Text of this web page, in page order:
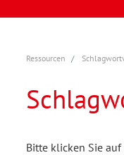
Ressourcen
Bitte klicken Sie